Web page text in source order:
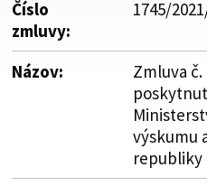
Číslo
zmluvy:
1745/
Názov:
Zmluva č.
výskumu
republiky